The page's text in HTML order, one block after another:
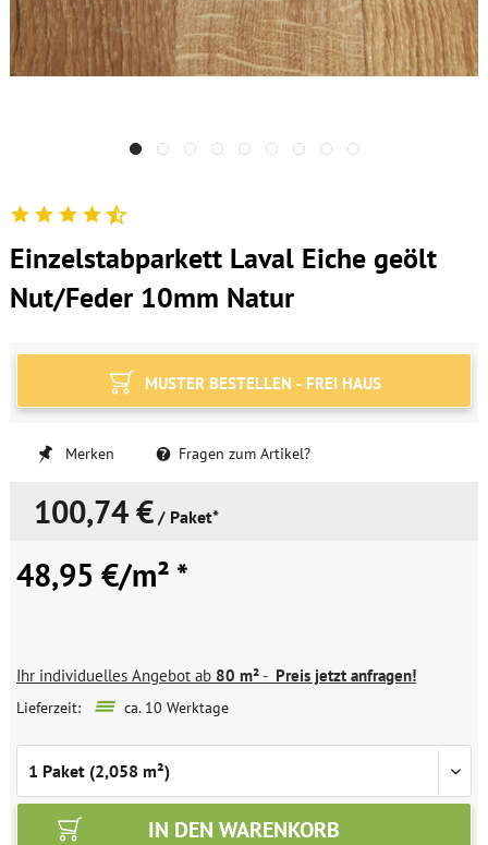
Einzelstabparkett Laval Eiche geölt
Nut/Feder 10mm Natur
MUSTER BESTELLEN - FREI HAUS
Merken Fragen zum Artikel?
100,74 € / Paket*
48,95 €/m² *
Ihr individuelles Angebot ab 80 m²- Preis jetzt anfragen!
Lieferzeit: ca. 10 Werktage
IN DEN WARENKORB